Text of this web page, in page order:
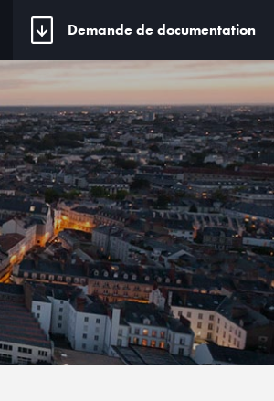
Demande de documentation